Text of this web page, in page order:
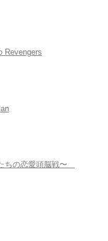
Revengers
ちの恋愛頭脳戦〜